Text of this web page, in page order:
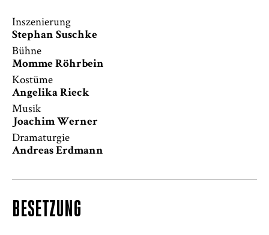
Anschluss an die letzte Vorstellung am
Juni
Podiumsgespräch
Inszenierung
Stephan Suschke
Bühne
Momme Röhrbein
Kostüme
Angelika Rieck
Musik
Joachim Werner
Dramaturgie
Andreas Erdmann
BESETZUNG